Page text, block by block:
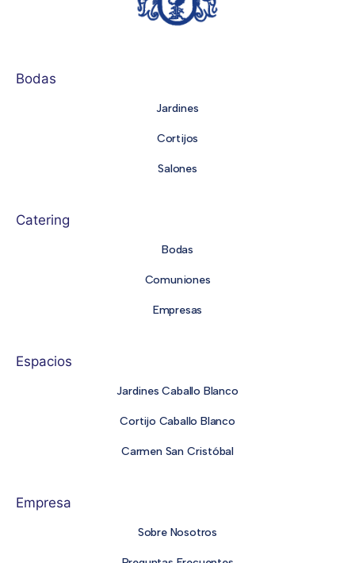
Bodas
Jardines
Cortijos
Salones
Catering
Bodas
Comuniones
Empresas
Espacios
Jardines Caballo Blanco
Cortijo Caballo Blanco
Carmen San Cristóbal
Empresa
Sobre Nosotros